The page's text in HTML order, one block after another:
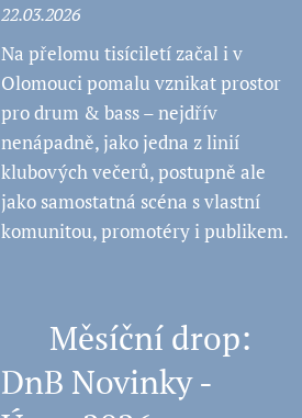
22.03.2026
Na přelomu tisíciletí začal i v
Olomouci pomalu vznikat prostor
pro drum & bass – nejdřív
nenápadně, jako jedna z linií
klubových večerů, postupně ale
jako samostatná scéna s vlastní
komunitou, promotéry i publikem.
💿 Měsíční drop:
DnB Novinky -